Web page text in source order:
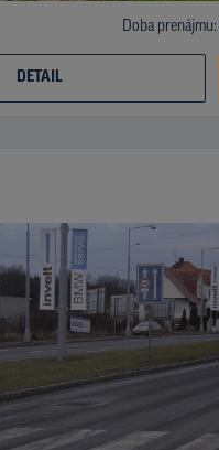
Doba prenájmu:
DETAIL